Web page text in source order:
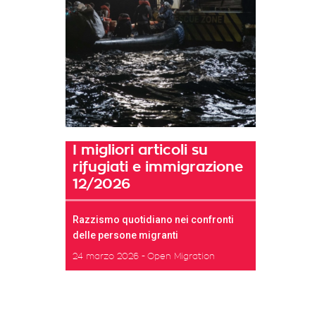
I migliori articoli su
rifugiati e immigrazione
12/2026
Razzismo quotidiano nei confronti
delle persone migranti
24 marzo 2026 Open Migration